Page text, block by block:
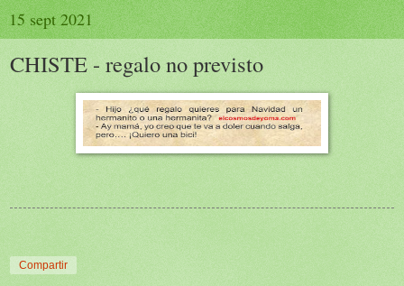
15 sept 2021
CHISTE - regalo no previsto
Compartir